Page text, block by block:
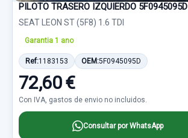
PILOTO TRASERO IZQUIERDO 5F0945095D
SEAT LEON ST (5F8) 1.6 TDI
Garantia 1 ano
Ref:1183153 OEM:5F0945095D
72,60 €
Con IVA, gastos de envio no incluidos.
Consultar por WhatsApp